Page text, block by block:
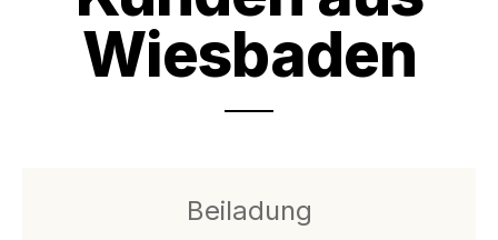
Wiesbaden
Beiladung